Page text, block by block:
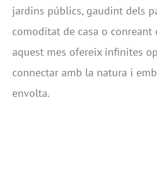
jardins públics, gaudint dels
comoditat de casa o
aquest mes ofereix infinites
connectar amb la natura i
envolta.